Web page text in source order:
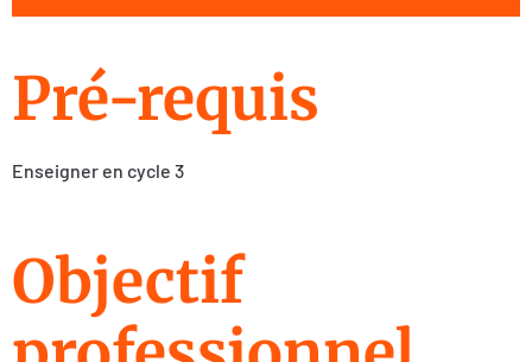
Pré-requis
Enseigner en cycle 3
Objectif